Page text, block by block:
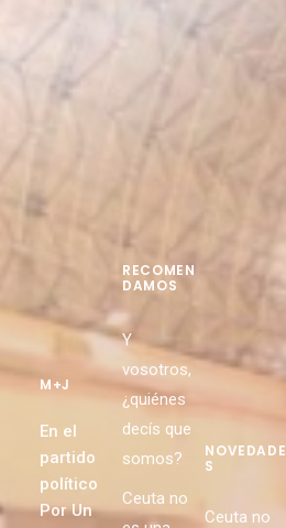
M+J
En el
partido
político
Por Un
RECOMEN
DAMOS
Y
vosotros,
¿quiénes
decís que
somos?
Ceuta no
NOVEDADE
S
Ceuta no